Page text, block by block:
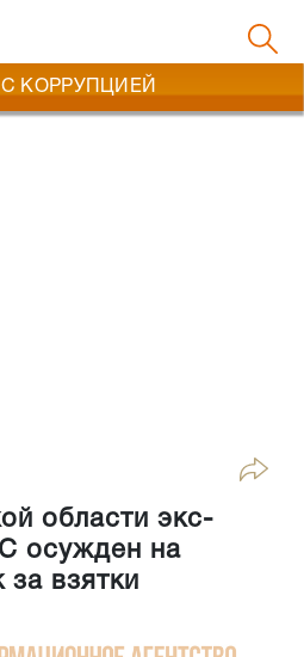
КОРРУПЦИЕЙ
области экс-
осужден на
за взятки